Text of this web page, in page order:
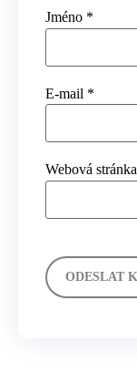
Jméno *
E-mail *
Webová stránka